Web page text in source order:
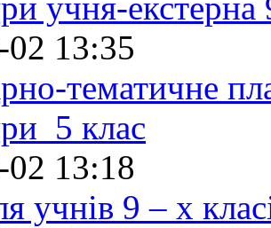
учня-екстерна
13:35
тематичне
5 клас
13:18
учнів 9 – х